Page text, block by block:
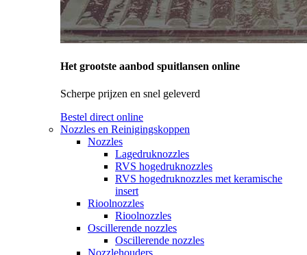
Het grootste aanbod spuitlansen online
Scherpe prijzen en snel geleverd
Bestel direct online
Nozzles en Reinigingskoppen
Nozzles
Lagedruknozzles
RVS hogedruknozzles
RVS hogedruknozzles met keramische
insert
Rioolnozzles
Rioolnozzles
Oscillerende nozzles
Oscillerende nozzles
Nozzlehouders